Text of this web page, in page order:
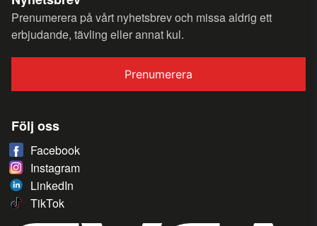
Prenumerera på vårt nyhetsbrev och missa aldrig ett
erbjudande, tävling eller annat kul.
Prenumerera
Följ oss
Facebook
Instagram
LinkedIn
TikTok